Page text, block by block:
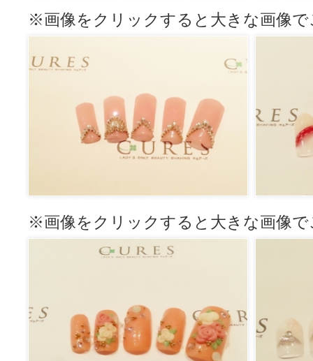
※画像をクリックすると大きな画像で
※画像をクリックすると大きな画像で